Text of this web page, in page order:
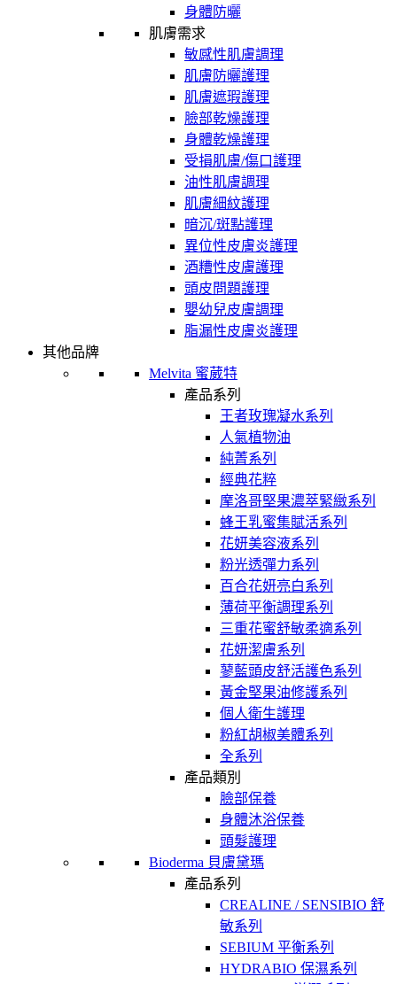
身體防曬
肌膚需求
敏感性肌膚調理
肌膚防曬護理
肌膚遮瑕護理
臉部乾燥護理
身體乾燥護理
受損肌膚/傷口護理
油性肌膚調理
肌膚細紋護理
暗沉/斑點護理
異位性皮膚炎護理
酒糟性皮膚護理
頭皮問題護理
嬰幼兒皮膚調理
脂漏性皮膚炎護理
其他品牌
Melvita 蜜葳特
產品系列
王者玫瑰凝水系列
人氣植物油
純菁系列
經典花粹
摩洛哥堅果濃萃緊緻系列
蜂王乳蜜集賦活系列
花妍美容液系列
粉光透彈力系列
百合花妍亮白系列
薄荷平衡調理系列
三重花蜜舒敏柔適系列
花妍潔膚系列
蓼藍頭皮舒活護色系列
黃金堅果油修護系列
個人衛生護理
粉紅胡椒美體系列
全系列
產品類別
臉部保養
身體沐浴保養
頭髮護理
Bioderma 貝膚黛瑪
產品系列
CREALINE / SENSIBIO 舒
敏系列
SEBIUM 平衡系列
HYDRABIO 保濕系列